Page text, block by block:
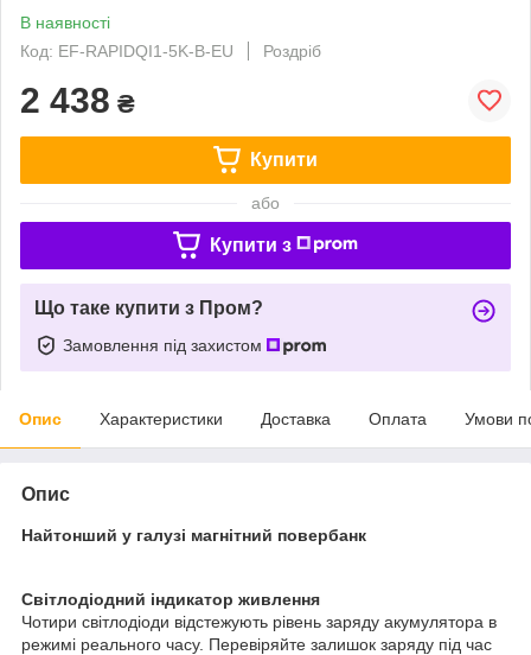
В наявності
Код: EF-RAPIDQI1-5K-B-EU
Роздріб
2 438 ₴
Купити
або
Купити з
Що таке купити з Пром?
Замовлення під захистом
Опис Характеристики Доставка Оплата Умови
Опис
Найтонший у галузі магнітний повербанк
Світлодіодний індикатор живлення
Чотири світлодіоди відстежують рівень заряду акумулятора в
режимі реального часу. Перевіряйте залишок заряду під час